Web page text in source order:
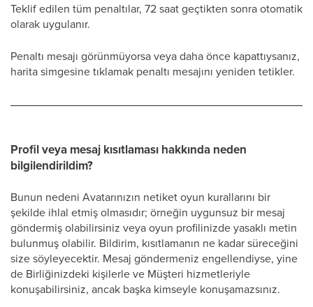
Teklif edilen tüm penaltılar, 72 saat geçtikten sonra otomatik
olarak uygulanır.
Penaltı mesajı görünmüyorsa veya daha önce kapattıysanız,
harita simgesine tıklamak penaltı mesajını yeniden tetikler.
Profil veya mesaj kısıtlaması hakkında neden
bilgilendirildim?
Bunun nedeni Avatarınızın netiket oyun kurallarını bir
şekilde ihlal etmiş olmasıdır; örneğin uygunsuz bir mesaj
göndermiş olabilirsiniz veya oyun profilinizde yasaklı metin
bulunmuş olabilir. Bildirim, kısıtlamanın ne kadar süreceğini
size söyleyecektir. Mesaj göndermeniz engellendiyse, yine
de Birliğinizdeki kişilerle ve Müşteri hizmetleriyle
konuşabilirsiniz, ancak başka kimseyle konuşamazsınız.